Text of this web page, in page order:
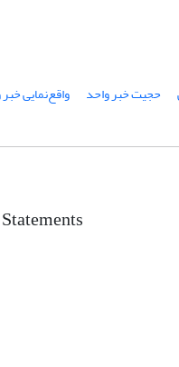
حجیت خبر واحد
واقع‌نمایی